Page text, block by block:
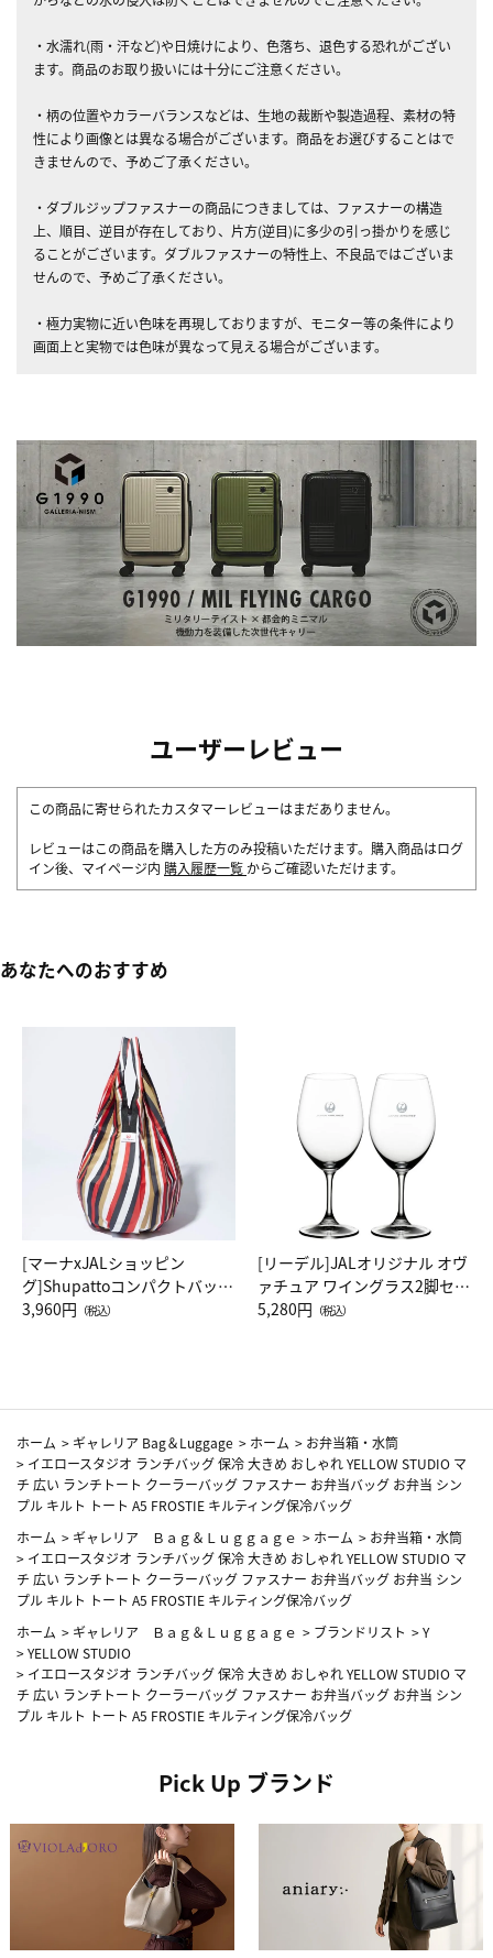
・水濡れ(雨・汗など)や日焼けにより、色落ち、退色する恐れがござい
ます。商品のお取り扱いには十分にご注意ください。
・柄の位置やカラーバランスなどは、生地の裁断や製造過程、素材の特
性により画像とは異なる場合がございます。商品をお選びすることはで
きませんので、予めご了承ください。
・ダブルジップファスナーの商品につきましては、ファスナーの構造
上、順目、逆目が存在しており、片方(逆目)に多少の引っ掛かりを感じ
ることがございます。ダブルファスナーの特性上、不良品ではございま
せんので、予めご了承ください。
・極力実物に近い色味を再現しておりますが、モニター等の条件により
画面上と実物では色味が異なって見える場合がございます。
ユーザーレビュー
この商品に寄せられたカスタマーレビューはまだありません。
レビューはこの商品を購入した方のみ投稿いただけます。購入商品はログ
イン後、マイページ内 購入履歴一覧 からご確認いただけます。
あなたへのおすすめ
[マーナxJALショッピン
グ]Shupattoコンパクトバッグ
Drop JAL客室乗務員（LC）ス
3,960円 （税込）
[リーデル]JALオリジナル オヴ
ァチュア ワイングラス2脚セッ
ト（レッドワイン）
5,280円 （税込）
ホーム > ギャレリア Bag＆Luggage > ホーム > お弁当箱・水筒
> イエロースタジオ ランチバッグ 保冷 大きめ おしゃれ YELLOW STUDIO マ
チ 広い ランチトート クーラーバッグ ファスナー お弁当バッグ お弁当 シン
プル キルト トート A5 FROSTIE キルティング保冷バッグ
ホーム > ギャレリア Ｂａｇ＆Ｌｕｇｇａｇｅ > ホーム > お弁当箱・水筒
> イエロースタジオ ランチバッグ 保冷 大きめ おしゃれ YELLOW STUDIO マ
チ 広い ランチトート クーラーバッグ ファスナー お弁当バッグ お弁当 シン
プル キルト トート A5 FROSTIE キルティング保冷バッグ
ホーム > ギャレリア Ｂａｇ＆Ｌｕｇｇａｇｅ > ブランドリスト >Y
>YELLOW STUDIO
> イエロースタジオ ランチバッグ 保冷 大きめ おしゃれ YELLOW STUDIO マ
チ 広い ランチトート クーラーバッグ ファスナー お弁当バッグ お弁当 シン
プル キルト トート A5 FROSTIE キルティング保冷バッグ
Pick Up ブランド